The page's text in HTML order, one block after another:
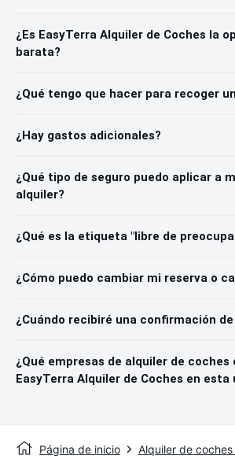
¿Es EasyTerra Alquiler de Coches la
barata?
¿Qué tengo que hacer para recoger
¿Hay gastos adicionales?
¿Qué tipo de seguro puedo aplicar a
alquiler?
¿Qué es la etiqueta "libre de
¿Cómo puedo cambiar mi reserva o
¿Cuándo recibiré una confirmación
¿Qué empresas de alquiler de coches
EasyTerra Alquiler de Coches en esta
Página de inicio Alquiler de coches